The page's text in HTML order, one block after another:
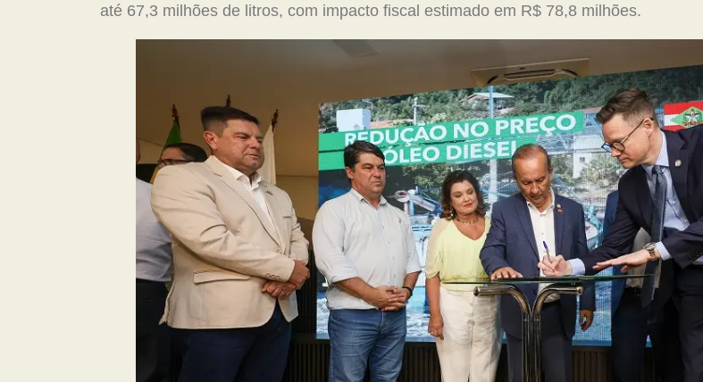
até 67,3 milhões de litros, com impacto fiscal estimado em R$ 78,8 milhões.